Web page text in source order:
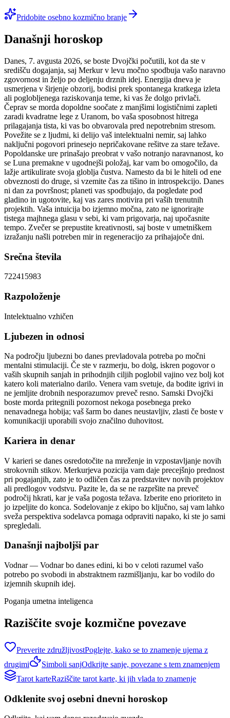
Pridobite osebno kozmično branje
Današnji horoskop
Danes, 7. avgusta 2026, se boste Dvojčki počutili, kot da ste v
središču dogajanja, saj Merkur v levu močno spodbuja vašo naravno
zgovornost in željo po deljenju drznih idej. Energija dneva je
usmerjena v širjenje obzorij, bodisi prek spontanega kratkega izleta
ali poglobljenega raziskovanja teme, ki vas že dolgo privlači.
Čeprav se morda dopoldne soočate z manjšimi logističnimi zapleti
zaradi kvadratne lege z Uranom, bo vaša sposobnost hitrega
prilagajanja tista, ki vas bo obvarovala pred nepotrebnim stresom.
Povežite se z ljudmi, ki delijo vaš intelektualni nemir, saj lahko
naključni pogovori prinesejo nepričakovane rešitve za stare težave.
Popoldanske ure prinašajo preobrat v vašo notranjo naravnanost, ko
se Luna premakne v ugodnejši položaj, kar vam bo omogočilo, da
lažje artikulirate svoja globlja čustva. Namesto da bi le hiteli od ene
obveznosti do druge, si vzemite čas za tišino in introspekcijo. Danes
ni dan za površnost; planeti vas spodbujajo, da pogledate pod
gladino in ugotovite, kaj vas zares motivira pri vaših trenutnih
projektih. Vaša intuicija bo izjemno močna, zato ne ignorirajte
tistega majhnega glasu v sebi, ki vam prigovarja, naj upočasnite
tempo. Zvečer se prepustite kreativnosti, saj boste v umetniškem
izražanju našli potreben mir in regeneracijo za prihajajoče dni.
Srečna števila
72241 5983
Razpoloženje
Intelektualno vzhičen
Ljubezen in odnosi
Na področju ljubezni bo danes prevladovala potreba po močni
mentalni stimulaciji. Če ste v razmerju, bo dolg, iskren pogovor o
vaših skupnih sanjah in prihodnjih ciljih poglobil vajino vez bolj kot
katero koli materialno darilo. Venera vam svetuje, da bodite igrivi in
ne jemljite drobnih nesporazumov preveč resno. Samski Dvojčki
boste morda pritegnili pozornost nekoga posebnega preko
nenavadnega hobija; vaš šarm bo danes neustavljiv, zlasti če boste v
komunikaciji uporabili svojo značilno duhovitost.
Kariera in denar
V karieri se danes osredotočite na mreženje in vzpostavljanje novih
strokovnih stikov. Merkurjeva pozicija vam daje precejšnjo prednost
pri pogajanjih, zato je to odličen čas za predstavitev novih projektov
ali predlogov vodstvu. Pazite le, da se ne razpršite na preveč
področij hkrati, kar je vaša pogosta težava. Izberite eno prioriteto in
jo izpeljite do konca. Sodelovanje z ekipo bo ključno, saj vam lahko
sveža perspektiva sodelavca pomaga odpraviti napako, ki ste jo sami
spregledali.
Današnji najboljši par
Vodnar— Vodnar bo danes edini, ki bo v celoti razumel vašo
potrebo po svobodi in abstraktnem razmišljanju, kar bo vodilo do
izjemnih skupnih idej.
Poganja umetna inteligenca
Raziščite svoje kozmične povezave
Preverite združljivostPoglejte, kako se to znamenje ujema z
drugimi
Simboli sanjOdkrijte sanje, povezane s tem znamenjem
Tarot karteRaziščite tarot karte, ki jih vlada to znamenje
Odklenite svoj osebni dnevni horoskop